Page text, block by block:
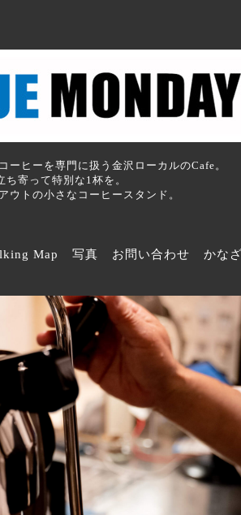
ーヒーを専門に扱う金沢ローカルのCafe。
ち寄って特別な1杯を。
ウトの小さなコーヒースタンド。
Map 写真 お問い合わせ かな